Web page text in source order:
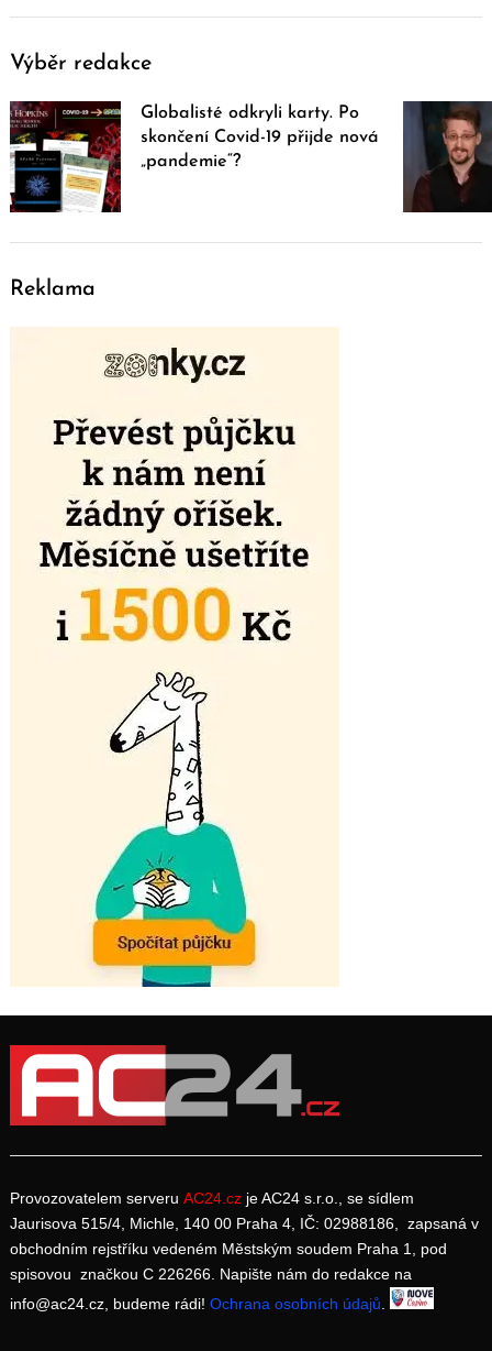
Výběr redakce
Globalisté odkryli karty. Po
skončení Covid-19 přijde nová
„pandemie“?
Reklama
Provozovatelem serveru AC24.cz je AC24 s.r.o., se sídlem
Jaurisova 515/4, Michle, 140 00 Praha 4, IČ: 02988186, zapsaná v
obchodním rejstříku vedeném Městským soudem Praha 1, pod
spisovou značkou C 226266. Napište nám do redakce na
info@ac24.cz, budeme rádi! Ochrana osobních údajů.